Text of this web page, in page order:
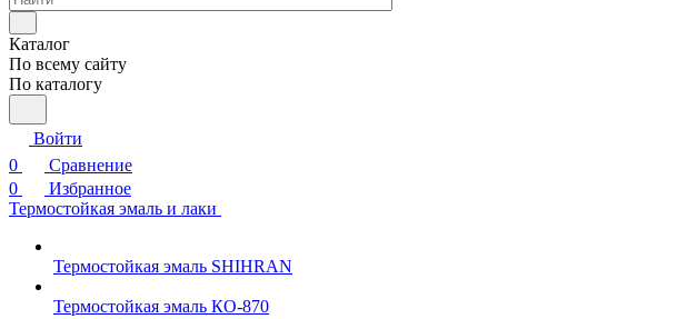
Каталог
По всему сайту
По каталогу
Войти
0
Сравнение
0
Избранное
Термостойкая эмаль и лаки
Термостойкая эмаль SHIHRAN
Термостойкая эмаль КО-870